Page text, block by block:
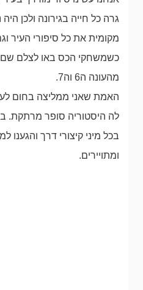
גרה כל חייה בגירונה ולכן
מקומית את כל סיפורי העיר
כשמשחקי הכס באו לצלם
מהעונה ה6 וה7.
האמת שאני ממליצה בחום
לה היסטוריה סופר מרתקת.
בכל מיני קיצורי דרך והגענו
ומתויירים.